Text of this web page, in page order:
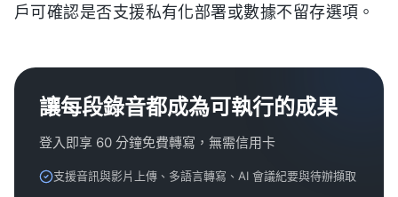
戶可確認是否支援私有化部署或數據不留存選項。
讓每段錄音都成為可執行的成果
登入即享 60 分鐘免費轉寫，無需信用卡
支援音訊與影片上傳、多語言轉寫、AI 會議紀要與待辦擷取